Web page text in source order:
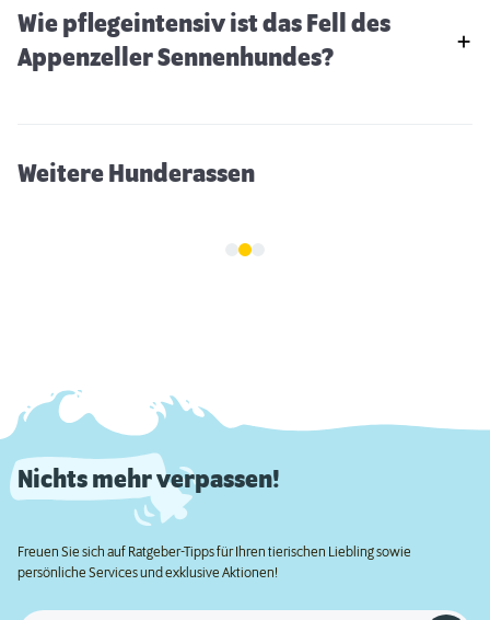
Wie pflegeintensiv ist das Fell des
Appenzeller Sennenhundes?
Weitere Hunderassen
Dogo Canario (Presa Canario)
Nichts mehr verpassen!
Freuen Sie sich auf Ratgeber-Tipps für Ihren tierischen Liebling sowie
persönliche Services und exklusive Aktionen!